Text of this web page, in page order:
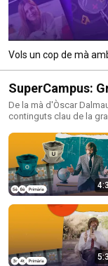
Vols un cop de mà
SuperCampus:
De la mà d'Òscar
continguts clau de la